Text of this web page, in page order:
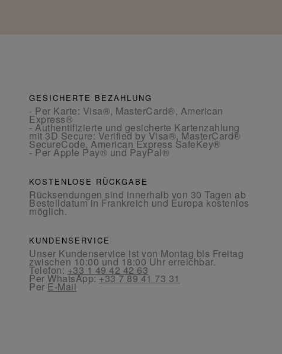
GESICHERTE BEZAHLUNG
- Per Karte: Visa®, MasterCard®, American
Express®
- Authentifizierte und gesicherte Kartenzahlung
mit 3D Secure: Verified by Visa®, MasterCard®
SecureCode, American Express SafeKey®
- Per Apple Pay® und PayPal®
KOSTENLOSE RÜCKGABE
Rücksendungen sind innerhalb von 30 Tagen ab
Bestelldatum in Frankreich und Europa kostenlos
möglich.
KUNDENSERVICE
Unser Kundenservice ist von Montag bis Freitag
zwischen 10:00 und 18:00 Uhr erreichbar.
Telefon:+33 1 49 42 42 63
Per WhatsApp:+33 7 89 41 73 31
Per E-Mail